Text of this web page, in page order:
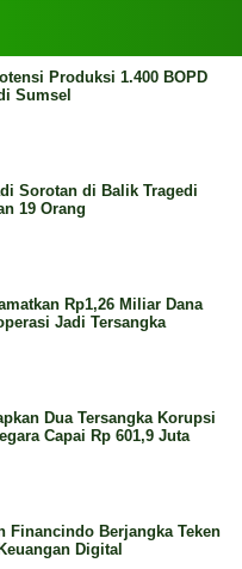
Produksi 1.400 BOPD
Sumsel
Sorotan di Balik Tragedi
19 Orang
Rp1,26 Miliar Dana
Jadi Tersangka
Dua Tersangka Korupsi
Capai Rp 601,9 Juta
Financindo Berjangka Teken
Digital